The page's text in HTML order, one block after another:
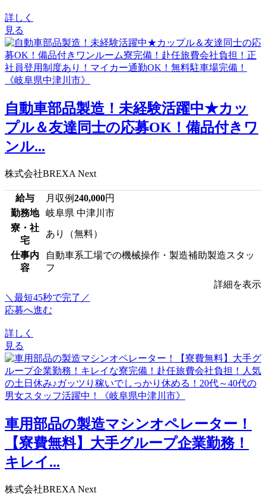
詳しく
見る
自動車部品製造！未経験活躍中★カッ
プル＆友達同士の応募OK！備品付きワ
ンル...
株式会社BREXA Next
給与 月収例240,000円
勤務地
岐阜県 中津川市
寮・社
宅
あり（無料）
仕事内
容
自動車系工場での機械操作・製造補助製造スタッ
フ
詳細を表示
＼最短45秒で完了／
応募へ進む
詳しく
見る
車用部品の製造マシンオペレーター！
【寮費無料】大手グループ企業勤務！
キレイ...
株式会社BREXA Next